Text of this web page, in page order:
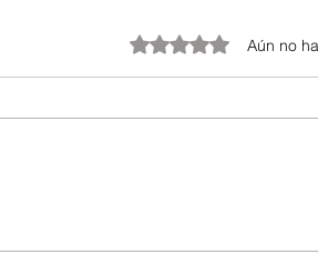
Obtuvo 0 de 5 estrellas.
Aún no